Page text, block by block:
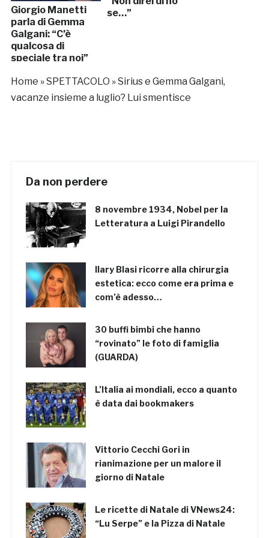
Giorgio Manetti
parla di Gemma
Galgani: “C’è
qualcosa di
speciale tra noi”
se…”
Home »SPETTACOLO »Sirius e Gemma Galgani,
vacanze insieme a luglio? Lui smentisce
Da non perdere
8 novembre 1934, Nobel per la
Letteratura a Luigi Pirandello
Ilary Blasi ricorre alla chirurgia
estetica: ecco come era prima e
com’è adesso…
30 buffi bimbi che hanno
“rovinato” le foto di famiglia
(GUARDA)
L’Italia ai mondiali, ecco a quanto
è data dai bookmakers
Vittorio Cecchi Gori in
rianimazione per un malore il
giorno di Natale
Le ricette di Natale di VNews24:
“Lu Serpe” e la Pizza di Natale